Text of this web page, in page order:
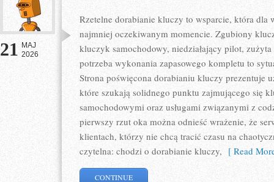
21 MAJ
2026
Rzetelne dorabianie kluczy to wsparcie, która dla
najmniej oczekiwanym momencie. Zgubiony
kluczyk samochodowy, niedziałający pilot,
potrzeba wykonania zapasowego kompletu to
Strona poświęcona dorabianiu kluczy prezentuje
które szukają solidnego punktu zajmującego się
samochodowymi oraz usługami związanymi z
pierwszy rzut oka można odnieść wrażenie, że
klientach, którzy nie chcą tracić czasu na
czytelna: chodzi o dorabianie kluczy, [ Read
CONTINUE